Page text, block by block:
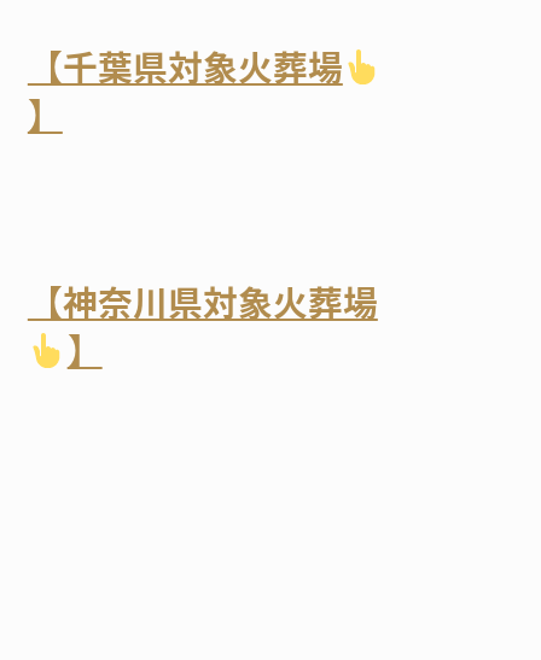
【千葉県対象火葬場
】
【神奈川県対象火葬場
】